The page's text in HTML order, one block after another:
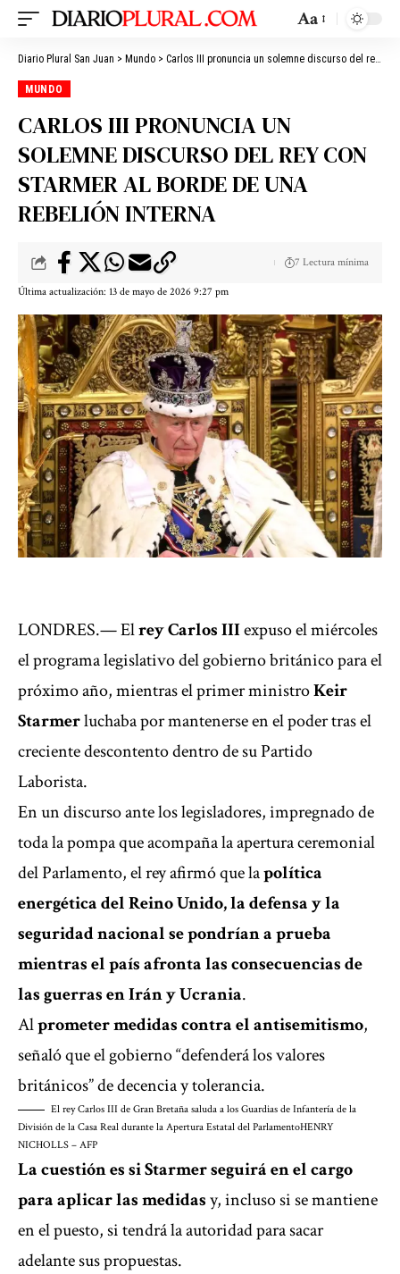
Aa
Diario Plural San Juan > Mundo > Carlos III pronuncia un solemne discurso del rey con Starmer al borde de una rebelión interna
MUNDO
CARLOS III PRONUNCIA UN
SOLEMNE DISCURSO DEL REY CON
STARMER AL BORDE DE UNA
REBELIÓN INTERNA
Última actualización: 13 de mayo de 2026 9:27 pm
7 Lectura mínima
LONDRES.— Elrey Carlos IIIexpuso el miércoles
el programa legislativo del gobierno británico para el
próximo año, mientras el primer ministroKeir
Starmerluchaba por mantenerse en el podertras el
creciente descontento dentro de su Partido
Laborista.
En un discurso ante los legisladores, impregnado de
toda la pompa que acompaña la apertura ceremonial
del Parlamento, el rey afirmó que lapolítica
energética del Reino Unido, la defensa y la
seguridad nacional se pondrían a prueba
mientras el país afronta las consecuencias de
lasguerras en Irán y Ucrania.
Alprometer medidas contra el antisemitismo,
señaló que el gobierno “defenderá los valores
británicos” de decencia y tolerancia.
El rey Carlos III de Gran Bretaña saluda a los Guardias de Infantería de la
División de la Casa Real durante la Apertura Estatal del ParlamentoHENRY
NICHOLLS – AFP
La cuestión es si Starmer seguirá en el cargo
para aplicar las medidasy, incluso si se mantiene
en el puesto, si tendrá la autoridad para sacar
adelante sus propuestas.